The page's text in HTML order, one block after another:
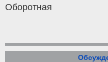
Оборотная